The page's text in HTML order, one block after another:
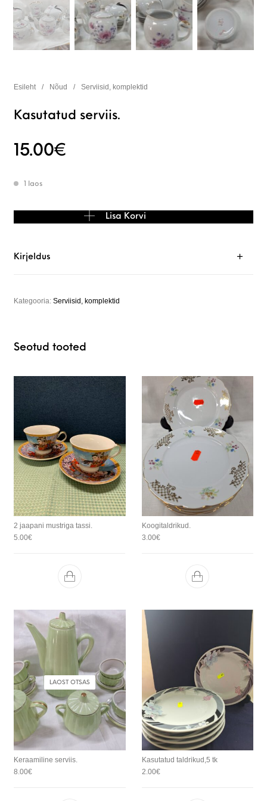
Esileht / Nõud / Serviisid, komplektid
Kasutatud serviis.
15.00€
1 laos
Kasutatud serviis. kogusLisa Korvi
Kirjeldus
Kategooria: Serviisid, komplektid
Seotud tooted
2 jaapani mustriga tassi.
5.00€
Koogitaldrikud.
3.00€
LAOST OTSAS
Keraamiline serviis.
8.00€
Kasutatud taldrikud,5 tk
2.00€